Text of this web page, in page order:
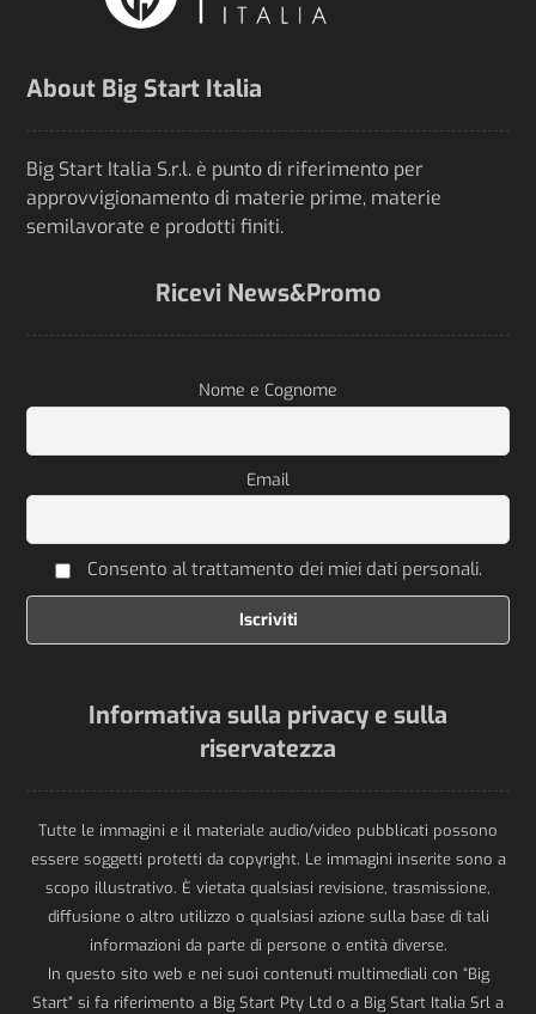
About Big Start Italia
Big Start Italia S.r.l. è punto di riferimento per
approvvigionamento di materie prime, materie
semilavorate e prodotti finiti.
Ricevi News&Promo
Nome e Cognome
Email
Consento al trattamento dei miei dati personali.
Informativa sulla privacy e sulla
riservatezza
Tutte le immagini e il materiale audio/video pubblicati possono
essere soggetti protetti da copyright. Le immagini inserite sono a
scopo illustrativo. È vietata qualsiasi revisione, trasmissione,
diffusione o altro utilizzo o qualsiasi azione sulla base di tali
informazioni da parte di persone o entità diverse.
In questo sito web e nei suoi contenuti multimediali con “Big
Start” si fa riferimento a Big Start Pty Ltd o a Big Start Italia Srl a